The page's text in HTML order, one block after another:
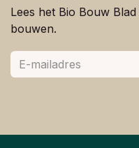
Lees het Bio Bouw
bouwen.